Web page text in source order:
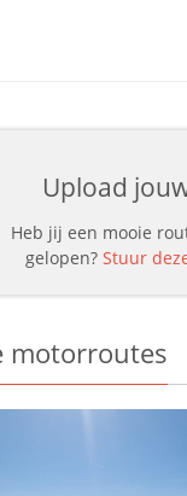
Upload
Heb jij een mooie
gelopen? Stuur
motorroutes